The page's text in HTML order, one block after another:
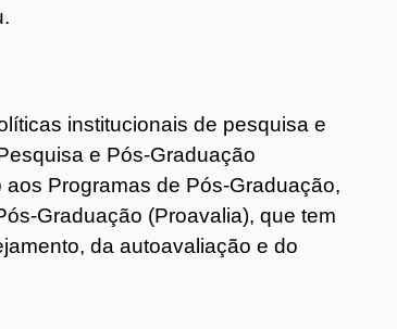
institucionais de pesquisa e
e Pós-Graduação
Programas de Pós-Graduação,
Graduação (Proavalia), que tem
da autoavaliação e do